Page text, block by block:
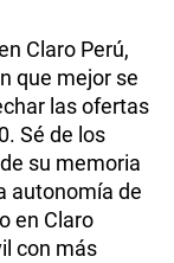
Claro Perú,
que mejor se
las ofertas
Sé de los
su memoria
autonomía de
en Claro
con más